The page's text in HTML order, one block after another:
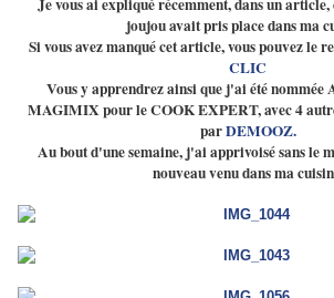
Je vous ai expliqué récemment, dans un article,
joujou avait pris place dans ma
Si vous avez manqué cet article, vous pouvez le
CLIC
Vous y apprendrez ainsi que j'ai été
MAGIMIX pour le COOK EXPERT, avec 4
parDEMOOZ.
Au bout d'une semaine, j'ai apprivoisé sans le
nouveau venu dans ma